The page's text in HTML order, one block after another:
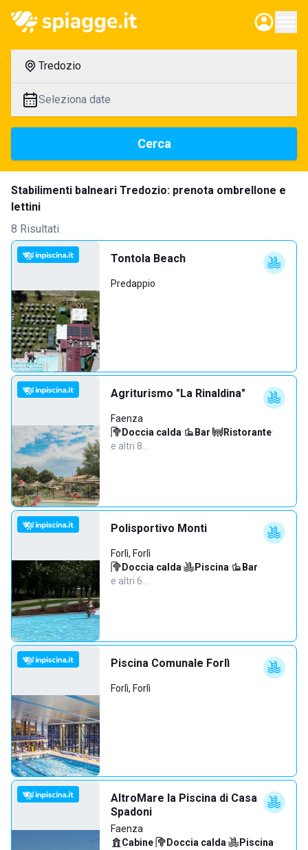
Tredozio
Seleziona date
Cerca
Stabilimenti balneari Tredozio: prenota ombrellone e
lettini
8 Risultati
Tontola Beach
Predappio
Agriturismo "La Rinaldina"
Faenza
Doccia calda· Bar· Ristorante·
e altri 8…
Polisportivo Monti
Forlì, Forlì
Doccia calda· Piscina· Bar·
e altri 6…
Piscina Comunale Forlì
Forlì, Forlì
AltroMare la Piscina di Casa
Spadoni
Faenza
Cabine· Doccia calda· Piscina·